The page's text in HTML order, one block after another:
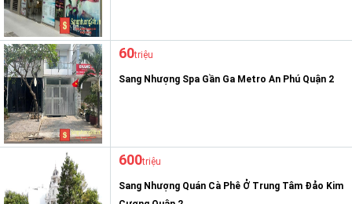
60triệu
Sang Nhượng Spa Gần Ga Metro An Phú Quận 2
600triệu
Sang Nhượng Quán Cà Phê Ở Trung Tâm Đảo Kim